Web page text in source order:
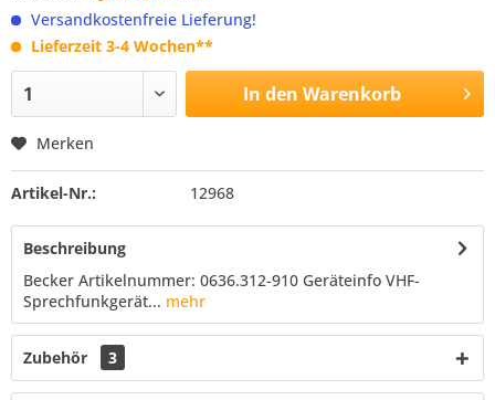
Versandkostenfreie Lieferung!
Lieferzeit 3-4 Wochen**
In den Warenkorb
Merken
Artikel-Nr.: 12968
Beschreibung
Becker Artikelnummer: 0636.312-910 Geräteinfo VHF-
Sprechfunkgerät... mehr
Zubehör 3